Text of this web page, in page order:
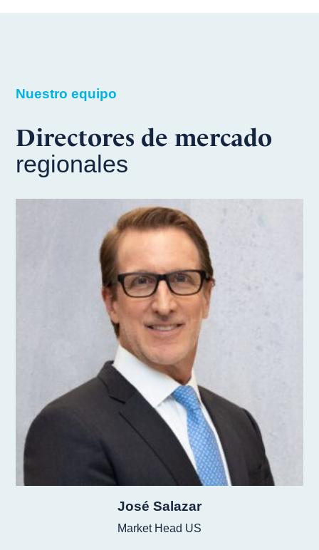
Nuestro equipo
Directores de mercado
regionales
José Salazar
Market Head US